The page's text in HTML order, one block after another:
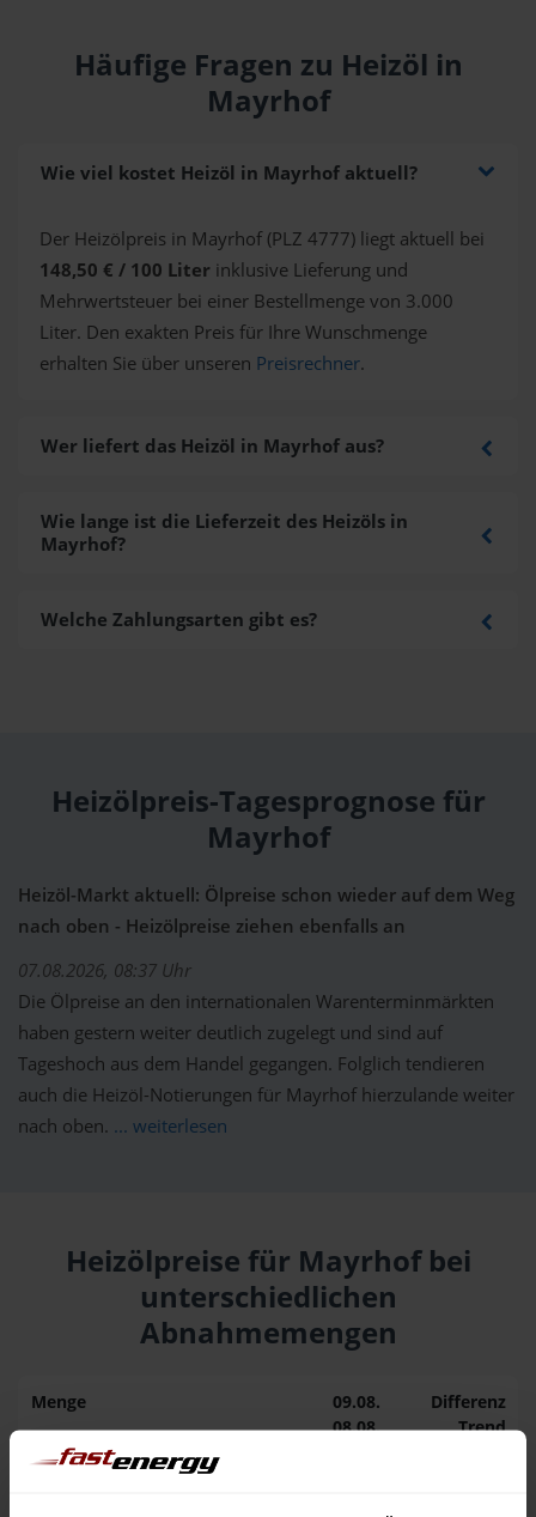
Häufige Fragen zu Heizöl in
Mayrhof
Wie viel kostet Heizöl in Mayrhof aktuell?
Der Heizölpreis in Mayrhof (PLZ 4777) liegt aktuell bei
148,50 € / 100 Liter inklusive Lieferung und
Mehrwertsteuer bei einer Bestellmenge von 3.000
Liter. Den exakten Preis für Ihre Wunschmenge
erhalten Sie über unseren Preisrechner.
Wer liefert das Heizöl in Mayrhof aus?
Wie lange ist die Lieferzeit des Heizöls in
Mayrhof?
Welche Zahlungsarten gibt es?
Heizölpreis-Tagesprognose für
Mayrhof
Heizöl-Markt aktuell: Ölpreise schon wieder auf dem Weg
nach oben - Heizölpreise ziehen ebenfalls an
07.08.2026, 08:37 Uhr
Die Ölpreise an den internationalen Warenterminmärkten
haben gestern weiter deutlich zugelegt und sind auf
Tageshoch aus dem Handel gegangen. Folglich tendieren
auch die Heizöl-Notierungen für Mayrhof hierzulande weiter
nach oben. ... weiterlesen
Heizölpreise für Mayrhof bei
unterschiedlichen
Abnahmemengen
Menge
09.08.
08.08.
Differenz
Trend